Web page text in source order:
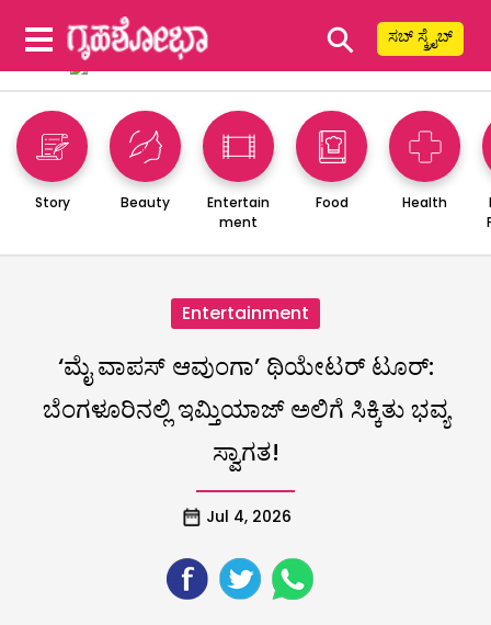
⚲ ಸಬ್ ಸ್ಕ್ರೈಬ್
Story Beauty
Entertain
ment
Food Health
Entertainment
‘ಮೈ ವಾಪಸ್ ಆವುಂಗಾ’ ಥಿಯೇಟರ್ ಟೂರ್:
ಬೆಂಗಳೂರಿನಲ್ಲಿ ಇಮ್ತಿಯಾಜ್ ಅಲಿಗೆ ಸಿಕ್ಕಿತು ಭವ್ಯ
ಸ್ವಾಗತ!
Jul 4, 2026